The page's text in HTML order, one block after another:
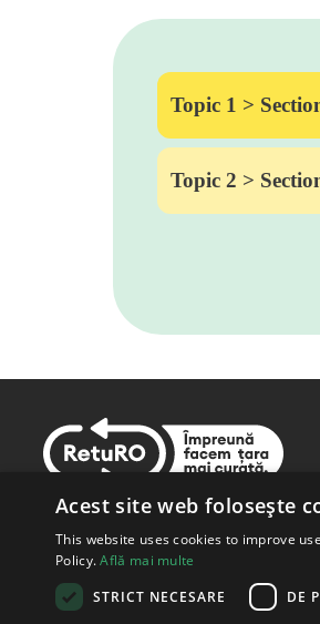
Topic 1 >
Topic 2 >
Acest site web folosește
This website uses cookies to improve
Policy.Află mai multe
STRICT NECESARE
DE